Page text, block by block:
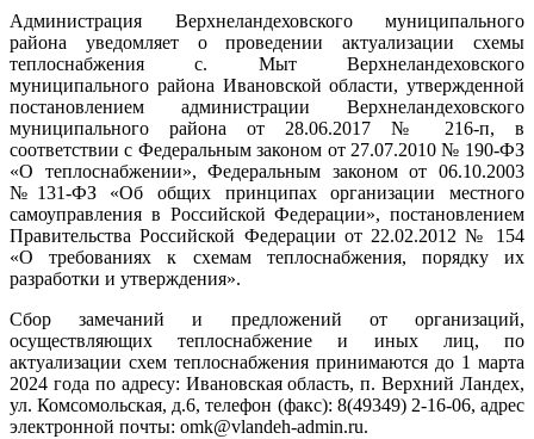
Администрация Верхнеландеховского муниципального
района уведомляет о проведении актуализации схемы
теплоснабжения с. Мыт Верхнеландеховского
муниципального района Ивановской области, утвержденной
постановлением администрации Верхнеландеховского
муниципального района от 28.06.2017 № 216-п, в
соответствии с Федеральным законом от 27.07.2010 № 190-ФЗ
«О теплоснабжении», Федеральным законом от 06.10.2003
№131-ФЗ «Об общих принципах организации местного
самоуправления в Российской Федерации», постановлением
Правительства Российской Федерации от 22.02.2012 № 154
«О требованиях к схемам теплоснабжения, порядку их
разработки и утверждения».
Сбор замечаний и предложений от организаций,
осуществляющих теплоснабжение и иных лиц, по
актуализации схем теплоснабжения принимаются до 1 марта
2024 года по адресу: Ивановская область, п. Верхний Ландех,
ул. Комсомольская, д.6, телефон (факс): 8(49349) 2-16-06, адрес
электронной почты: omk@vlandeh-admin.ru.